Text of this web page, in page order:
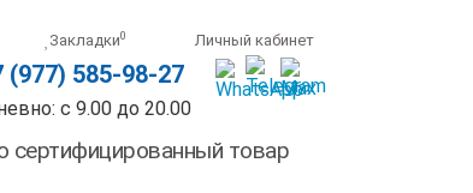
Закладки0 Личный кабинет
(977) 585-98-27
с 9.00 до 20.00
сертифицированный товар